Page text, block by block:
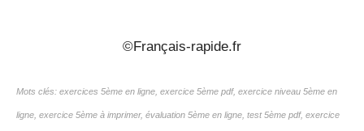
©Français-rapide.fr
Mots clés: exercices 5ème en ligne, exercice 5ème pdf, exercice niveau 5ème en
ligne, exercice 5ème à imprimer, évaluation 5ème en ligne, test 5ème pdf, exercice